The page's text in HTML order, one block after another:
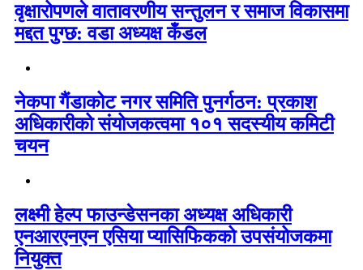
वृक्षारोपणले वातावरणीय सन्तुलन र समाज विकासमा
मद्दत पुग्छ: वडा अध्यक्ष कँडल
नेकपा गैंडाकोट नगर समिति पुनर्गठन: प्रकाश
अधिकारीको संयोजकत्वमा १०१ सदस्यीय कमिटी
चयन
लक्ष्मी हेल्प फाउन्डेसनका अध्यक्ष अधिकारी
एनआरएनएन एसिया प्यासिफिकको उपसंयोजकमा
नियुक्त